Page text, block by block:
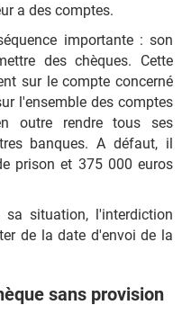
a des comptes.
importante : son
des chèques. Cette
sur le compte concerné
l'ensemble des comptes
outre rendre tous ses
banques. A défaut, il
prison et 375 000 euros
situation, l'interdiction
de la date d'envoi de la
sans provision